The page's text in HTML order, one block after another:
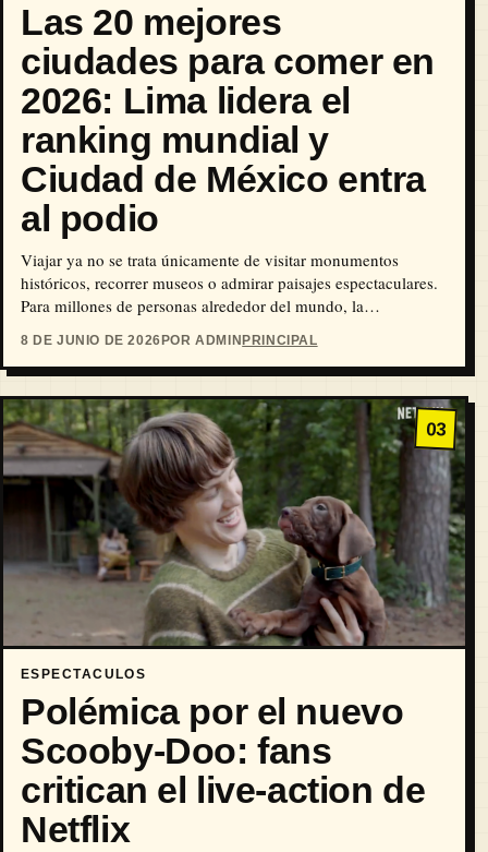
Las 20 mejores
ciudades para comer en
2026: Lima lidera el
ranking mundial y
Ciudad de México entra
al podio
Viajar ya no se trata únicamente de visitar monumentos
históricos, recorrer museos o admirar paisajes espectaculares.
Para millones de personas alrededor del mundo, la…
8 DE JUNIO DE 2026POR ADMINPRINCIPAL
03
ESPECTACULOS
Polémica por el nuevo
Scooby-Doo: fans
critican el live-action de
Netflix